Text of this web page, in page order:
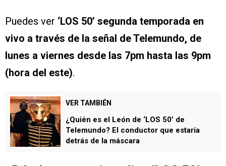
Puedes ver ‘LOS 50’ segunda temporada en
vivo a través de la señal de Telemundo, de
lunes a viernes desde las 7pm hasta las 9pm
(hora del este).
VER TAMBIÉN
¿Quién es el León de ‘LOS 50’ de
Telemundo? El conductor que estaría
detrás de la máscara